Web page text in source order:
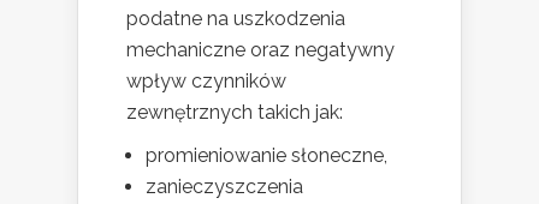
podatne na uszkodzenia
mechaniczne oraz negatywny
wpływ czynników
zewnętrznych takich jak:
promieniowanie słoneczne,
zanieczyszczenia